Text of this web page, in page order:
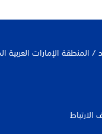
/ المنطقة الإمارات العربية